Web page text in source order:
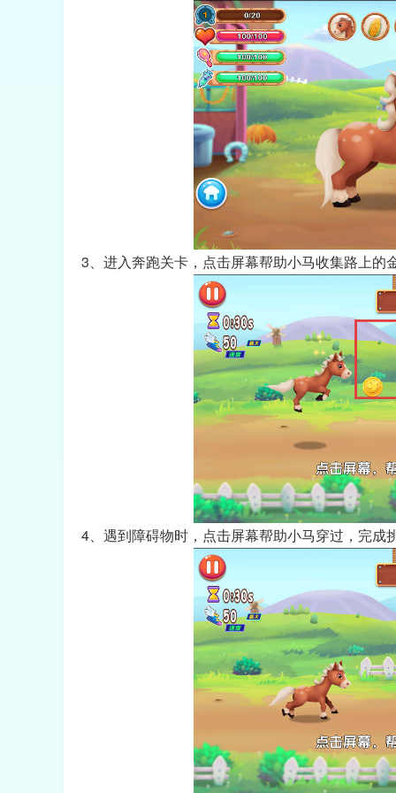
3、进入奔跑关卡，点击屏幕帮助小马收集路上的
4、遇到障碍物时，点击屏幕帮助小马穿过，完成